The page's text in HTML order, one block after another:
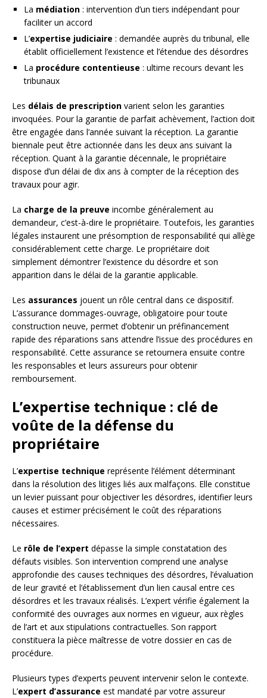
La médiation : intervention d’un tiers indépendant pour
faciliter un accord
L’expertise judiciaire : demandée auprès du tribunal, elle
établit officiellement l’existence et l’étendue des désordres
La procédure contentieuse : ultime recours devant les
tribunaux
Les délais de prescription varient selon les garanties
invoquées. Pour la garantie de parfait achèvement, l’action doit
être engagée dans l’année suivant la réception. La garantie
biennale peut être actionnée dans les deux ans suivant la
réception. Quant à la garantie décennale, le propriétaire
dispose d’un délai de dix ans à compter de la réception des
travaux pour agir.
La charge de la preuve incombe généralement au
demandeur, c’est-à-dire le propriétaire. Toutefois, les garanties
légales instaurent une présomption de responsabilité qui allège
considérablement cette charge. Le propriétaire doit
simplement démontrer l’existence du désordre et son
apparition dans le délai de la garantie applicable.
Les assurances jouent un rôle central dans ce dispositif.
L’assurance dommages-ouvrage, obligatoire pour toute
construction neuve, permet d’obtenir un préfinancement
rapide des réparations sans attendre l’issue des procédures en
responsabilité. Cette assurance se retournera ensuite contre
les responsables et leurs assureurs pour obtenir
remboursement.
L’expertise technique : clé de
voûte de la défense du
propriétaire
L’expertise technique représente l’élément déterminant
dans la résolution des litiges liés aux malfaçons. Elle constitue
un levier puissant pour objectiver les désordres, identifier leurs
causes et estimer précisément le coût des réparations
nécessaires.
Le rôle de l’expert dépasse la simple constatation des
défauts visibles. Son intervention comprend une analyse
approfondie des causes techniques des désordres, l’évaluation
de leur gravité et l’établissement d’un lien causal entre ces
désordres et les travaux réalisés. L’expert vérifie également la
conformité des ouvrages aux normes en vigueur, aux règles
de l’art et aux stipulations contractuelles. Son rapport
constituera la pièce maîtresse de votre dossier en cas de
procédure.
Plusieurs types d’experts peuvent intervenir selon le contexte.
L’expert d’assurance est mandaté par votre assureur